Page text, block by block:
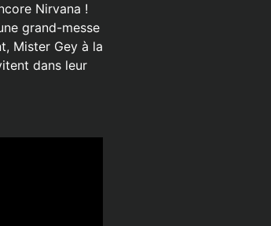
Nirvana !
grand-messe
Mister Gey à la
dans leur